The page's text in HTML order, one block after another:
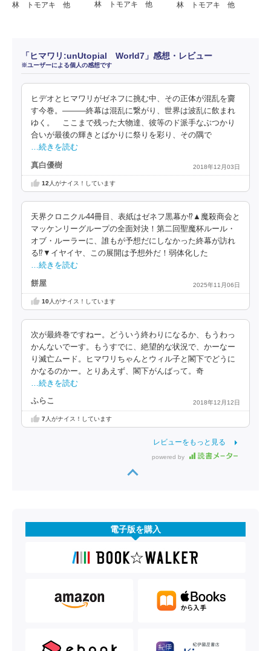
林 トモアキ 他
林 トモアキ 他
林 トモアキ 他
「ヒマワリ:unUtopial World7」感想・レビュー
※ユーザーによる個人の感想です
ヒデオとヒマワリがゼネフに挑む中、その正体が混乱を齎
す今巻。―――終幕は混乱に繋がり、世界は波乱に飲まれ
ゆく。 ここまで残った大物達、彼等のド派手なぶつかり
合いが最後の輝きとばかりに祭りを彩り、その隅で
…続きを読む
真白優樹 2018年12月03日
12 人がナイス！しています
天界クロニクル44冊目、表紙はゼネフ黒幕か⁉▲魔殺商会と
マッケンリーグループの全面対決！第二回聖魔杯ルール・
オブ・ルーラーに、誰もが予想だにしなかった終幕が訪れ
る⁉▼イヤイヤ、この展開は予想外だ！弱体化した
…続きを読む
餅屋 2025年11月06日
10人がナイス！しています
次が最終巻ですねー。どういう終わりになるか、もうわっ
かんないでーす。もうすでに、絶望的な状況で、かーなー
り滅亡ムード。ヒマワリちゃんとウィル子と閣下でどうに
かなるのかー。とりあえず、閣下がんばって。奇
…続きを読む
ふらこ 2018年12月12日
7人がナイス！しています
レビューをもっと見る
powered by
電子版を購入